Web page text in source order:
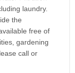
laundry.
the
free of
gardening
call or